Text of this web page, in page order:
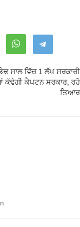
ਸਾਲ ਵਿੱਚ 1 ਲੱਖ ਸਰਕਾਰੀ
ਕੱਢੇਗੀ ਕੈਪਟਨ ਸਰਕਾਰ, ਰਹੋ
ਤਿਆਰ